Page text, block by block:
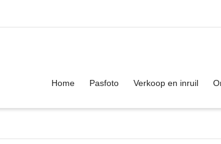
size . Show me the colour items.
Home Pasfoto Verkoop en inruil